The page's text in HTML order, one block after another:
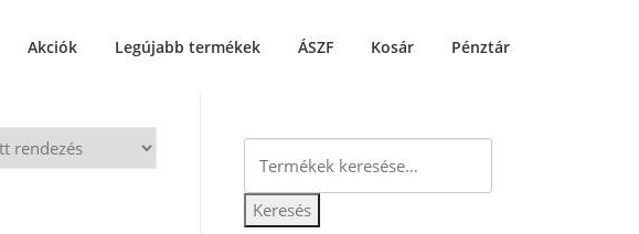
Akciók Legújabb termékek ÁSZF Kosár Pénztár
következőre:
Keresés